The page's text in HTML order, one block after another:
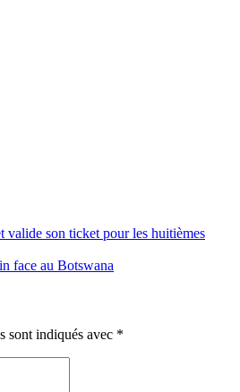
valide son ticket pour les huitièmes
face au Botswana
sont indiqués avec *